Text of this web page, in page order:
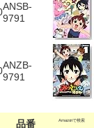
ANSB-
9791
ANZB-
9791
品番 Amazonで検索